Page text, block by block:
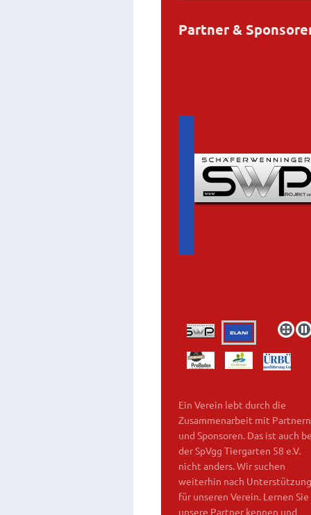
Partner &
Ein Verein lebt durch die
Zusammenarbeit mit Partnern
und Sponsoren. Das ist auch
der SpVgg Tiergarten 58 e.V.
nicht anders. Wir suchen
weiterhin nach Unterstützung
für unseren Verein. Lernen Sie
unsere Partner kennen und